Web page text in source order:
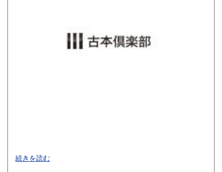
680円
買取品目一覧
続きを読む